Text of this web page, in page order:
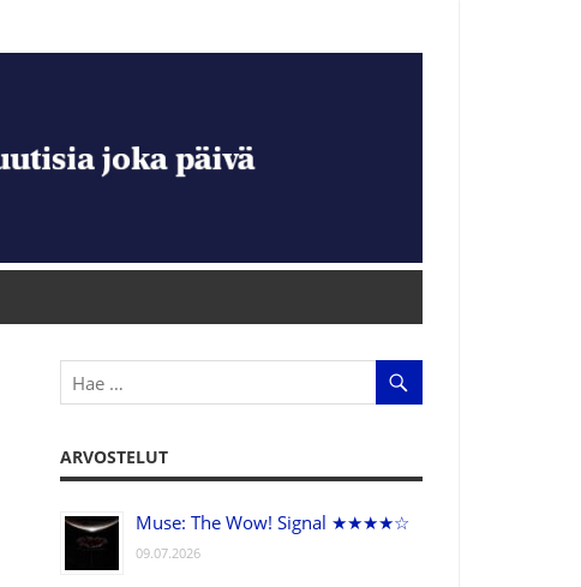
ARVOSTELUT
Muse: The Wow! Signal ★★★★☆
09.07.2026